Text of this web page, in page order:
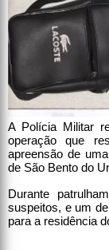
A Polícia Militar
operação que
apreensão de
de São Bento do
Durante
suspeitos, e um
para a residência